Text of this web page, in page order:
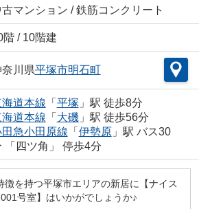
古マンション / 鉄筋コンクリート
階 / 10階建
川県平塚市明石町
海道本線 「 平塚 」駅 徒歩8分
海道本線 「 大磯」駅 徒歩56分
田急小田原線 「 伊勢原」駅 バス30
「四ツ角」 停歩4分
徴を持つ平塚市エリアの新居に【ナイス
号室】はいかがでしょうか♪